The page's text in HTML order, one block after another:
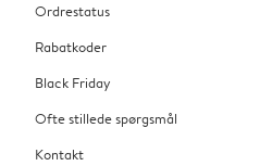
Ordrestatus
Rabatkoder
Black Friday
Ofte stillede spørgsmål
Kontakt